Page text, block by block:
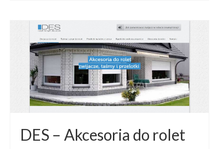
DES – Akcesoria do rolet